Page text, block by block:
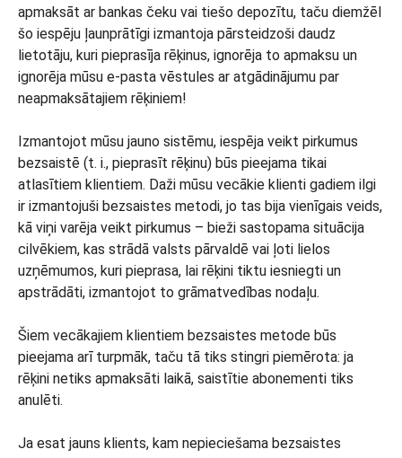
apmaksāt ar bankas čeku vai tiešo depozītu, taču diemžēl
šo iespēju ļaunprātīgi izmantoja pārsteidzoši daudz
lietotāju, kuri pieprasīja rēķinus, ignorēja to apmaksu un
ignorēja mūsu e-pasta vēstules ar atgādinājumu par
neapmaksātajiem rēķiniem!
Izmantojot mūsu jauno sistēmu, iespēja veikt pirkumus
bezsaistē (t. i., pieprasīt rēķinu) būs pieejama tikai
atlasītiem klientiem. Daži mūsu vecākie klienti gadiem ilgi
ir izmantojuši bezsaistes metodi, jo tas bija vienīgais veids,
kā viņi varēja veikt pirkumus – bieži sastopama situācija
cilvēkiem, kas strādā valsts pārvaldē vai ļoti lielos
uzņēmumos, kuri pieprasa, lai rēķini tiktu iesniegti un
apstrādāti, izmantojot to grāmatvedības nodaļu.
Šiem vecākajiem klientiem bezsaistes metode būs
pieejama arī turpmāk, taču tā tiks stingri piemērota: ja
rēķini netiks apmaksāti laikā, saistītie abonementi tiks
anulēti.
Ja esat jauns klients, kam nepieciešama bezsaistes